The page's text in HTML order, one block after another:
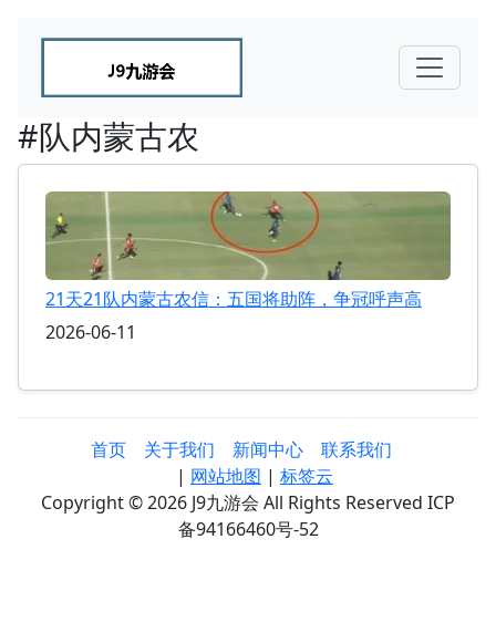
#队内蒙古农
21天21队内蒙古农信：五国将助阵，争冠呼声高
2026-06-11
首页 关于我们 新闻中心
联系我们
| 网站地图 | 标签云
Copyright © 2026 J9九游会 All Rights Reserved ICP
备94166460号-52